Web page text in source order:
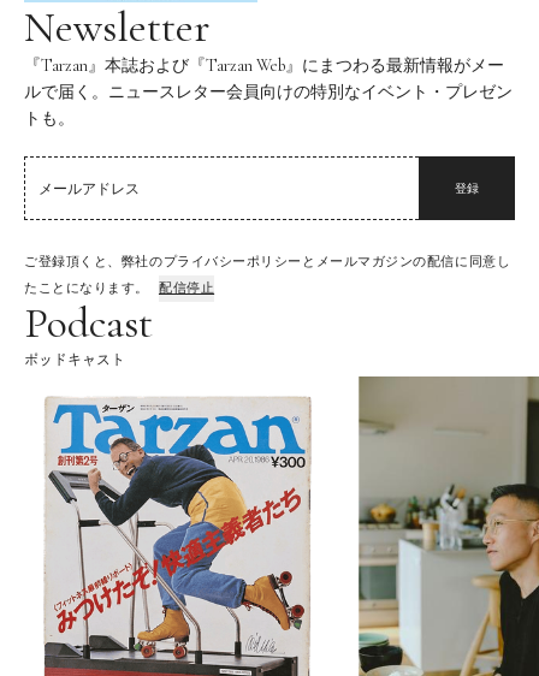
Newsletter
『Tarzan』本誌および『Tarzan Web』にまつわる最新情報がメー
ルで届く。ニュースレター会員向けの特別なイベント・プレゼン
トも。
登録
ご登録頂くと、弊社のプライバシーポリシーとメールマガジンの配信に同意し
たことになります。
配信停止
Podcast
ポッドキャスト